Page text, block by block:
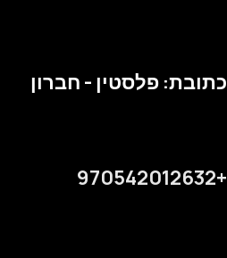
כתובת: פלסטין - חברון
+970542012632